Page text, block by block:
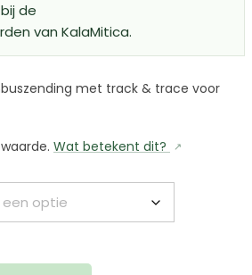
de
van KalaMitica.
met track & trace voor
Wat betekent dit?